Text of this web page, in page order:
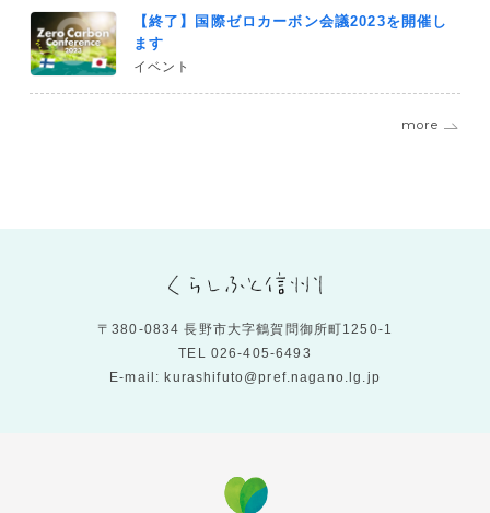
【終了】国際ゼロカーボン会議2023を開催し
ます
イベント
more
〒380-0834 長野市大字鶴賀問御所町1250-1
TEL 026-405-6493
E-mail: kurashifuto@pref.nagano.lg.jp